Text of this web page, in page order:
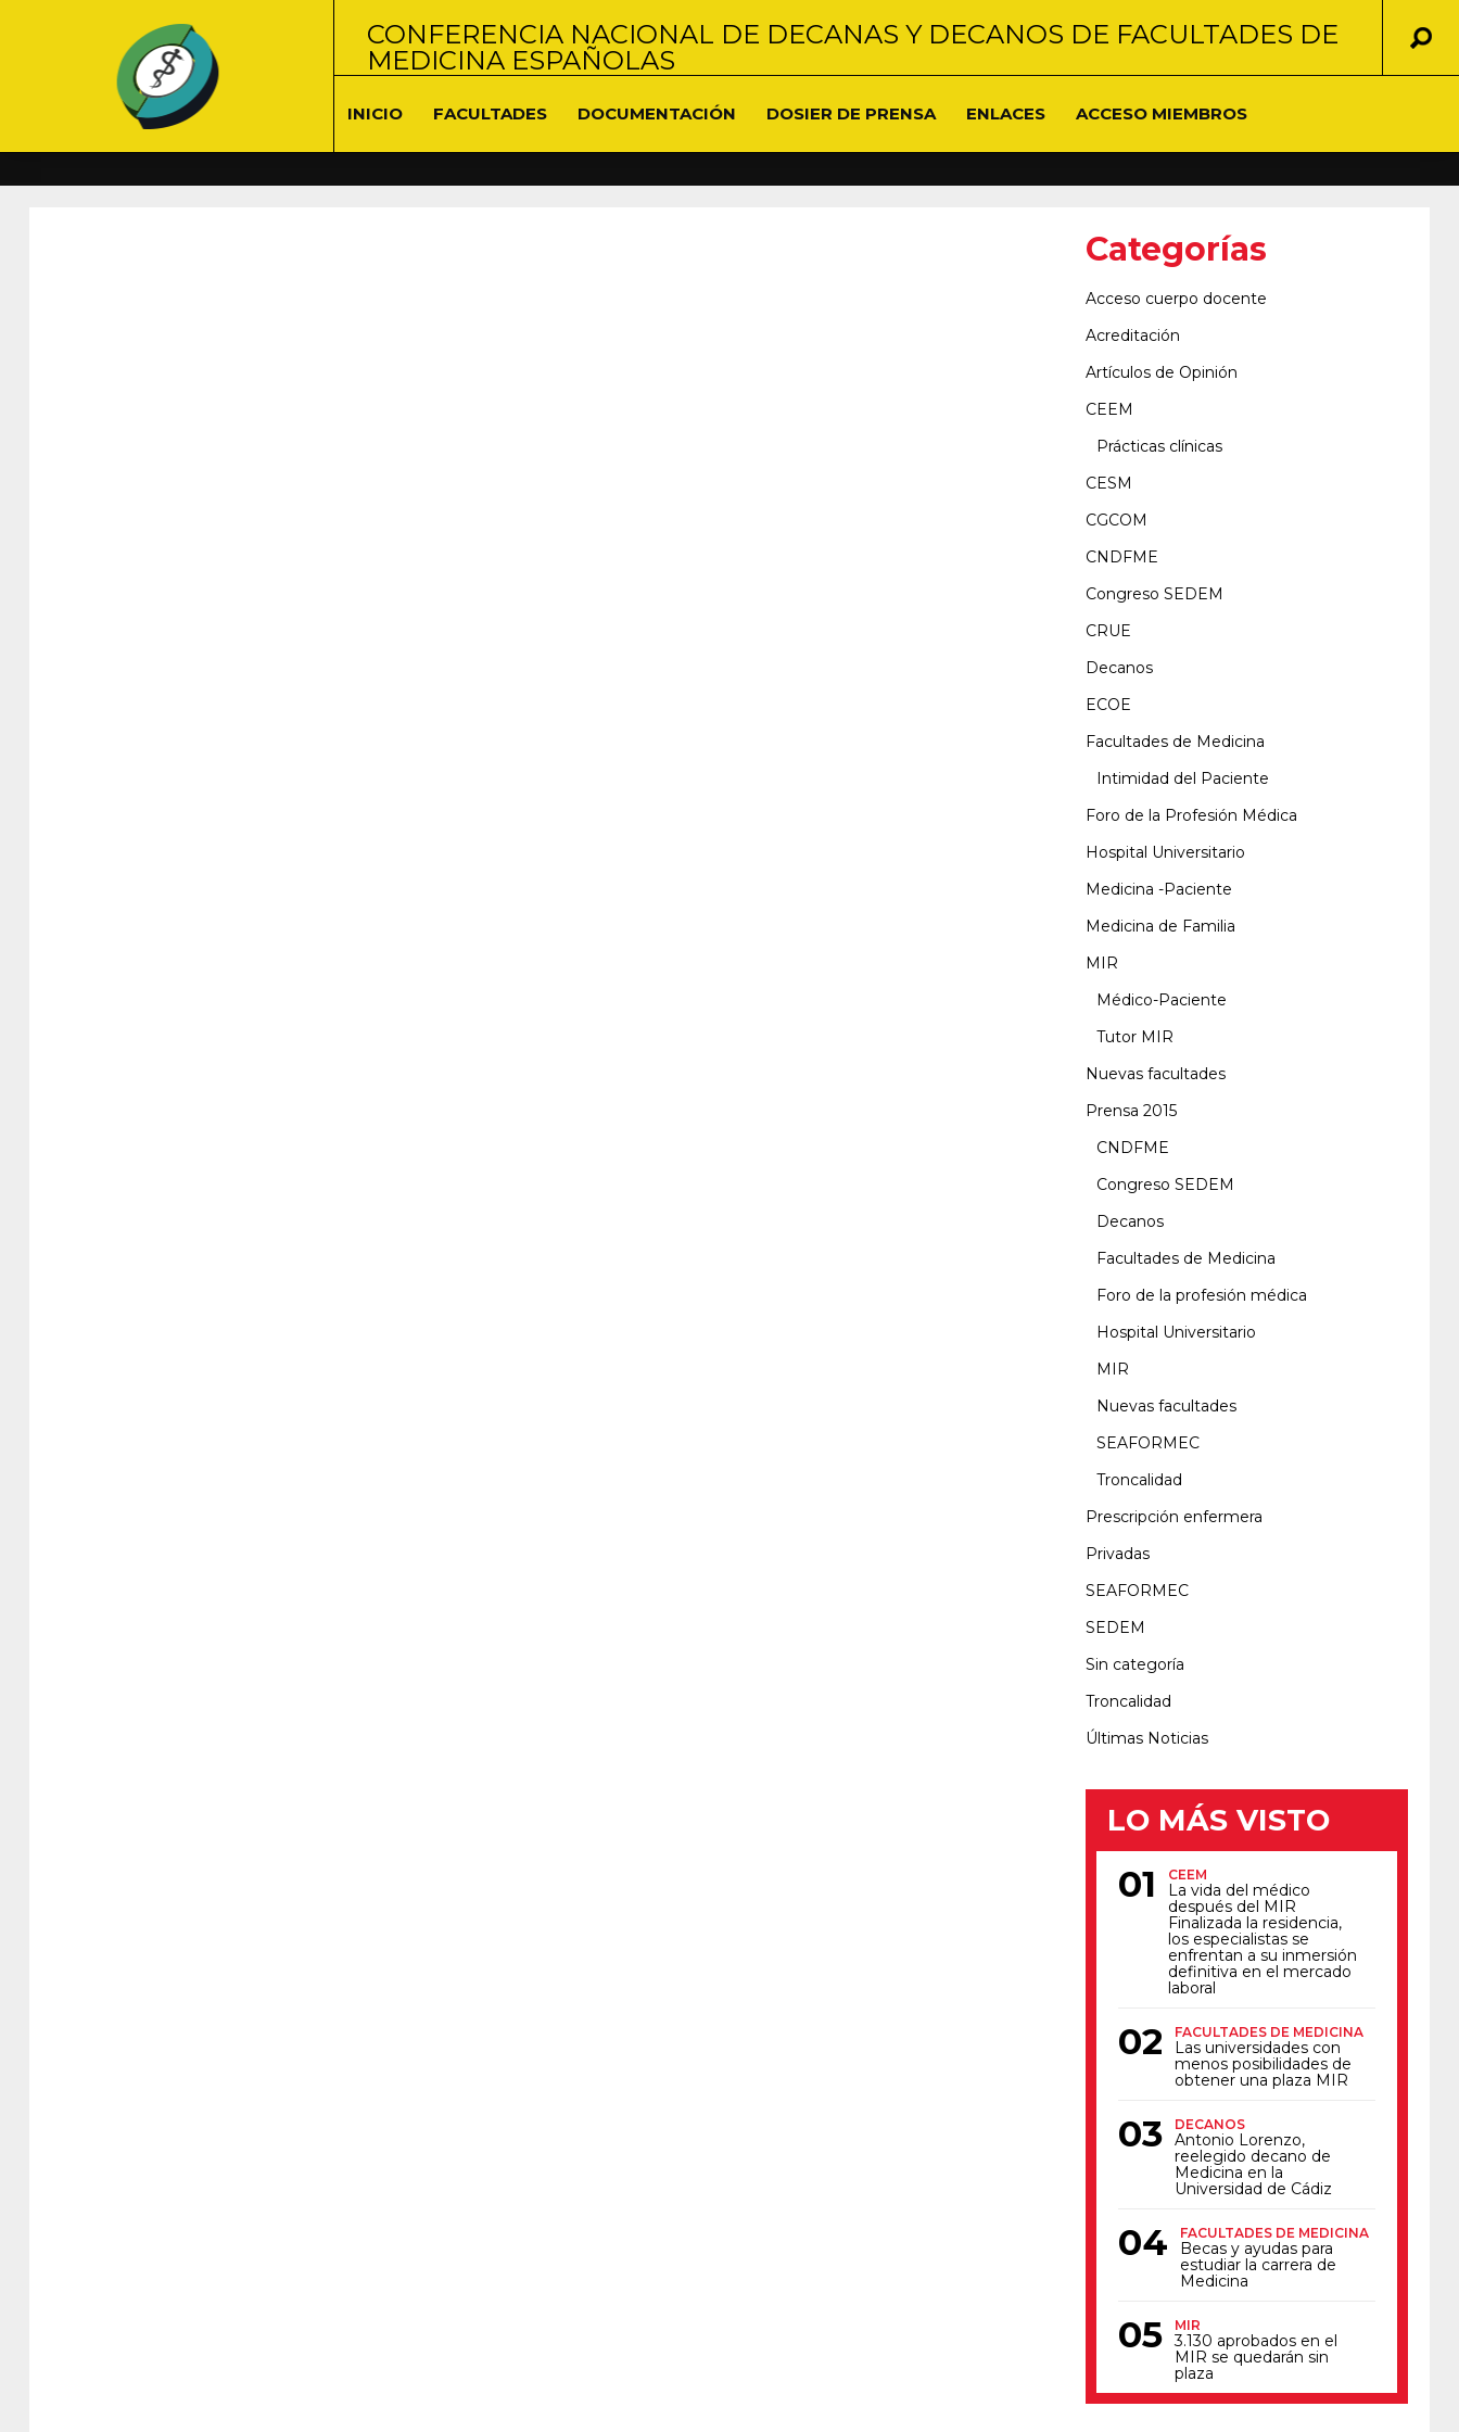
CONFERENCIA NACIONAL DE DECANAS Y DECANOS DE FACULTADES DE
MEDICINA ESPAÑOLAS
INICIO FACULTADES DOCUMENTACIÓN DOSIER DE PRENSA ENLACES ACCESO MIEMBROS
Categorías
Acceso cuerpo docente
Acreditación
Artículos de Opinión
CEEM
Prácticas clínicas
CESM
CGCOM
CNDFME
Congreso SEDEM
CRUE
Decanos
ECOE
Facultades de Medicina
Intimidad del Paciente
Foro de la Profesión Médica
Hospital Universitario
Medicina -Paciente
Medicina de Familia
MIR
Médico-Paciente
Tutor MIR
Nuevas facultades
Prensa 2015
CNDFME
Congreso SEDEM
Decanos
Facultades de Medicina
Foro de la profesión médica
Hospital Universitario
MIR
Nuevas facultades
SEAFORMEC
Troncalidad
Prescripción enfermera
Privadas
SEAFORMEC
SEDEM
Sin categoría
Troncalidad
Últimas Noticias
LO MÁS VISTO
CEEM
La vida del médico
después del MIR
Finalizada la residencia,
los especialistas se
enfrentan a su inmersión
definitiva en el mercado
laboral
FACULTADES DE MEDICINA
Las universidades con
menos posibilidades de
obtener una plaza MIR
DECANOS
Antonio Lorenzo,
reelegido decano de
Medicina en la
Universidad de Cádiz
FACULTADES DE MEDICINA
Becas y ayudas para
estudiar la carrera de
Medicina
MIR
3.130 aprobados en el
MIR se quedarán sin
plaza